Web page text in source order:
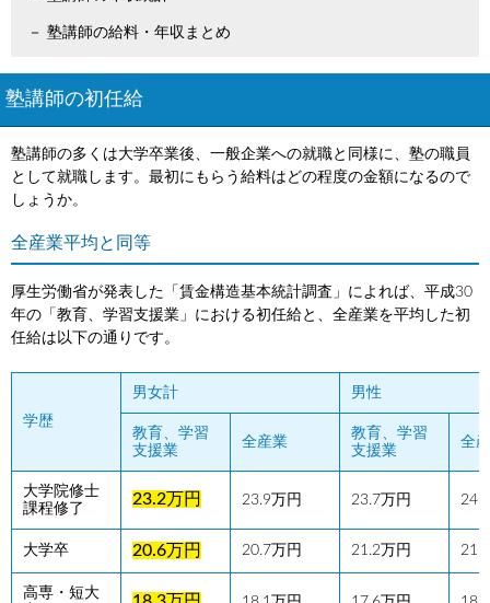
塾講師の給料・年収まとめ
塾講師の初任給
塾講師の多くは大学卒業後、一般企業への就職と同様に、塾の職員
として就職します。最初にもらう給料はどの程度の金額になるので
しょうか。
全産業平均と同等
厚生労働省が発表した「賃金構造基本統計調査」によれば、平成30
年の「教育、学習支援業」における初任給と、全産業を平均した初
任給は以下の通りです。
学歴
男女計 男性
教育、学習
支援業
全産業
教育、学習
支援業
全
大学院修士
課程修了
23.2万円 23.9万円 23.7万円
大学卒 20.6万円 20.7万円 21.2万円
高専・短大